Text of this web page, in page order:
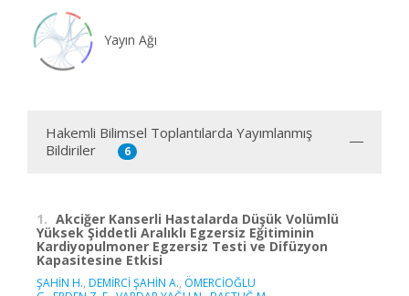
Yayın Ağı
Hakemli Bilimsel Toplantılarda Yayımlanmış
Bildiriler
6
1. Akciğer Kanserli Hastalarda Düşük Volümlü
Yüksek Şiddetli Aralıklı Egzersiz Eğitiminin
Kardiyopulmoner Egzersiz Testi ve Difüzyon
Kapasitesine Etkisi
ŞAHİN H., DEMİRCİ ŞAHİN A., ÖMERCİOĞLU